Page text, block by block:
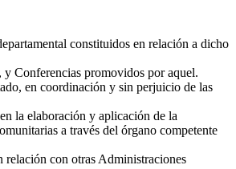
constituidos en relación a dicho
Conferencias promovidos por aquel.
en coordinación y sin perjuicio de las
la elaboración y aplicación de la
a través del órgano competente
relación con otras Administraciones